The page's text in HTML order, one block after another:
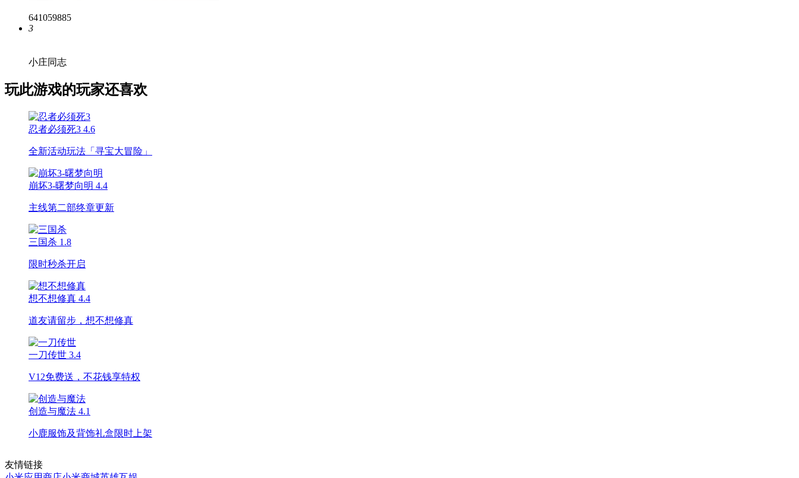
641059885
3
小庄同志
玩此游戏的玩家还喜欢
忍者必须死3 4.6
全新活动玩法「寻宝大冒险」
崩坏3-曙梦向明 4.4
主线第二部终章更新
三国杀 1.8
限时秒杀开启
想不想修真 4.4
道友请留步，想不想修真
一刀传世 3.4
V12免费送，不花钱享特权
创造与魔法 4.1
小鹿服饰及背饰礼盒限时上架
友情链接